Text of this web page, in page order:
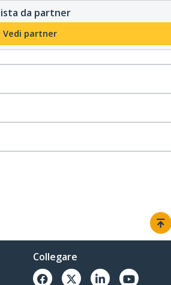
da partner
Vedi partner
Collegare